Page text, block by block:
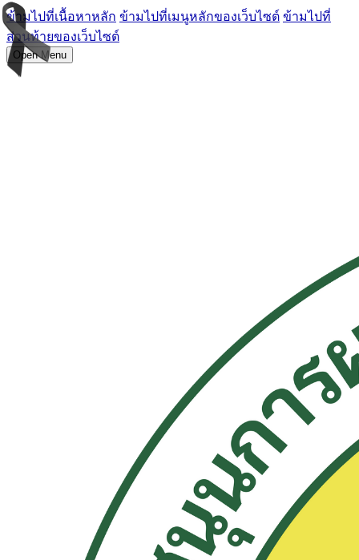
ข้ามไปที่เนื้อหาหลัก ข้ามไปที่เมนูหลักของเว็บไซต์ ข้ามไปที่
ส่วนท้ายของเว็บไซต์
Open Menu